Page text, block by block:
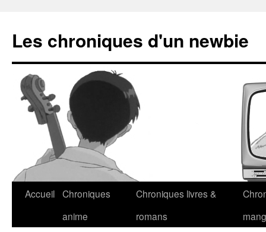
Les chroniques d'un newbie
Accueil Chroniques
anime
Chroniques livres &
romans